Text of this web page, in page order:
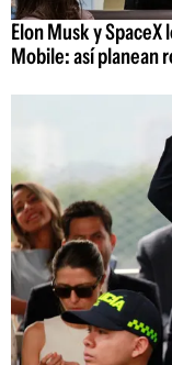
Elon Musk y SpaceX
Mobile: así planean